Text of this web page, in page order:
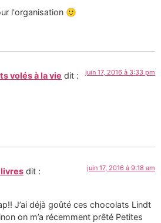
l'organisation 🙂
volés à la vie dit : juin 17, 2016 à 3:33 pm
livres dit : juin 17, 2016 à 9:18 am
J’ai déjà goûté ces chocolats Lindt
on m’a récemment prêté Petites